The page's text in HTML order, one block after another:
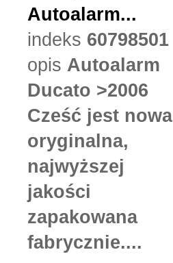
Autoalarm...
indeks 60798501
opis Autoalarm
Ducato >2006
Cześć jest nowa
oryginalna,
najwyższej
jakości
zapakowana
fabrycznie....